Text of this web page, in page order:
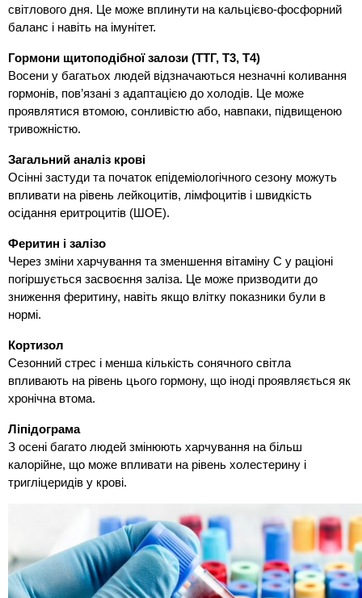
світлового дня. Це може вплинути на кальцієво-фосфорний
баланс і навіть на імунітет.
Гормони щитоподібної залози (ТТГ, Т3, Т4)
Восени у багатьох людей відзначаються незначні коливання
гормонів, пов’язані з адаптацією до холодів. Це може
проявлятися втомою, сонливістю або, навпаки, підвищеною
тривожністю.
Загальний аналіз крові
Осінні застуди та початок епідеміологічного сезону можуть
впливати на рівень лейкоцитів, лімфоцитів і швидкість
осідання еритроцитів (ШОЕ).
Феритин і залізо
Через зміни харчування та зменшення вітаміну С у раціоні
погіршується засвоєння заліза. Це може призводити до
зниження феритину, навіть якщо влітку показники були в
нормі.
Кортизол
Сезонний стрес і менша кількість сонячного світла
впливають на рівень цього гормону, що іноді проявляється як
хронічна втома.
Ліпідограма
З осені багато людей змінюють харчування на більш
калорійне, що може впливати на рівень холестерину і
тригліцеридів у крові.